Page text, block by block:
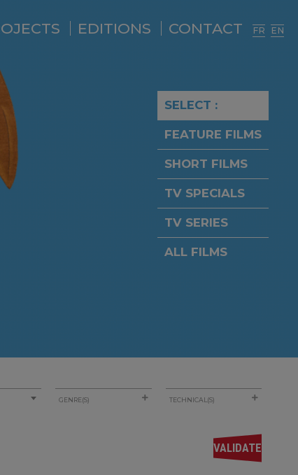
EDITIONS CONTACT FR EN
SELECT :
FEATURE FILMS
SHORT FILMS
TV SPECIALS
TV SERIES
ALL FILMS